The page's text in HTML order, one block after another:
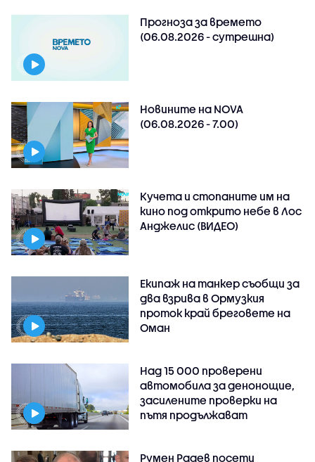
Прогноза за времето
(06.08.2026 - сутрешна)
Новините на NOVA
(06.08.2026 - 7.00)
Кучета и стопаните им на
кино под открито небе в Лос
Анджелис (ВИДЕО)
Екипаж на танкер съобщи за
два взрива в Ормузкия
проток край бреговете на
Оман
Над 15 000 проверени
автомобила за денонощие,
засилените проверки на
пътя продължават
Румен Радев посети